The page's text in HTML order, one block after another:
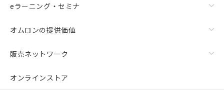
eラーニング・セミナ
オムロンの提供価値
販売ネットワーク
オンラインストア